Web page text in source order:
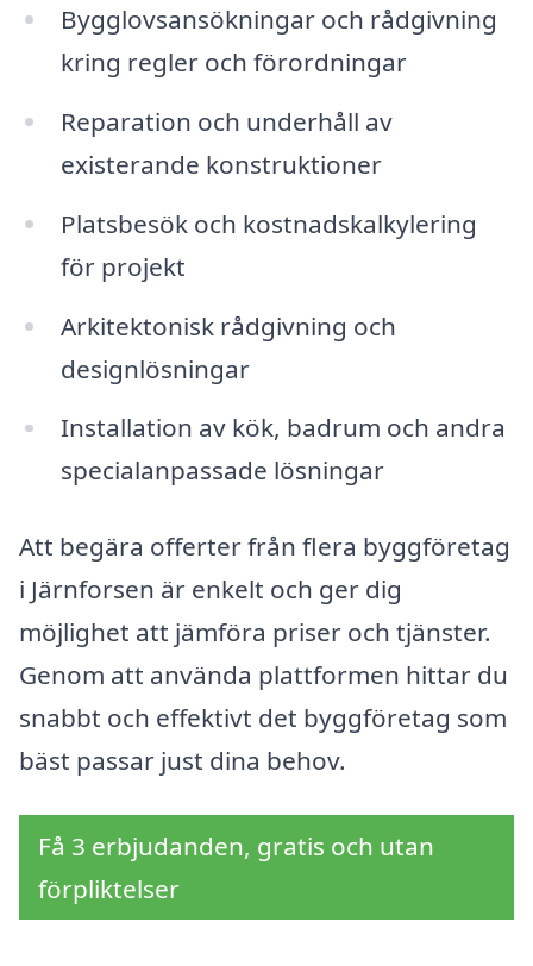
Bygglovsansökningar och rådgivning
kring regler och förordningar
Reparation och underhåll av
existerande konstruktioner
Platsbesök och kostnadskalkylering
för projekt
Arkitektonisk rådgivning och
designlösningar
Installation av kök, badrum och andra
specialanpassade lösningar
Att begära offerter från flera byggföretag
i Järnforsen är enkelt och ger dig
möjlighet att jämföra priser och tjänster.
Genom att använda plattformen hittar du
snabbt och effektivt det byggföretag som
bäst passar just dina behov.
Få 3 erbjudanden, gratis och utan
förpliktelser